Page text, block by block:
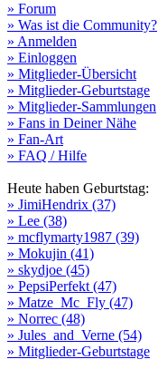
» Forum
» Was ist die Community?
» Anmelden
» Einloggen
» Mitglieder-Übersicht
» Mitglieder-Geburtstage
» Mitglieder-Sammlungen
» Fans in Deiner Nähe
» Fan-Art
» FAQ / Hilfe
Heute haben Geburtstag:
» JimiHendrix (37)
» Lee (38)
» mcflymarty1987 (39)
» Mokujin (41)
» skydjoe (45)
» PepsiPerfekt (47)
» Matze_Mc_Fly (47)
» Norrec (48)
» Jules_and_Verne (54)
» Mitglieder-Geburtstage